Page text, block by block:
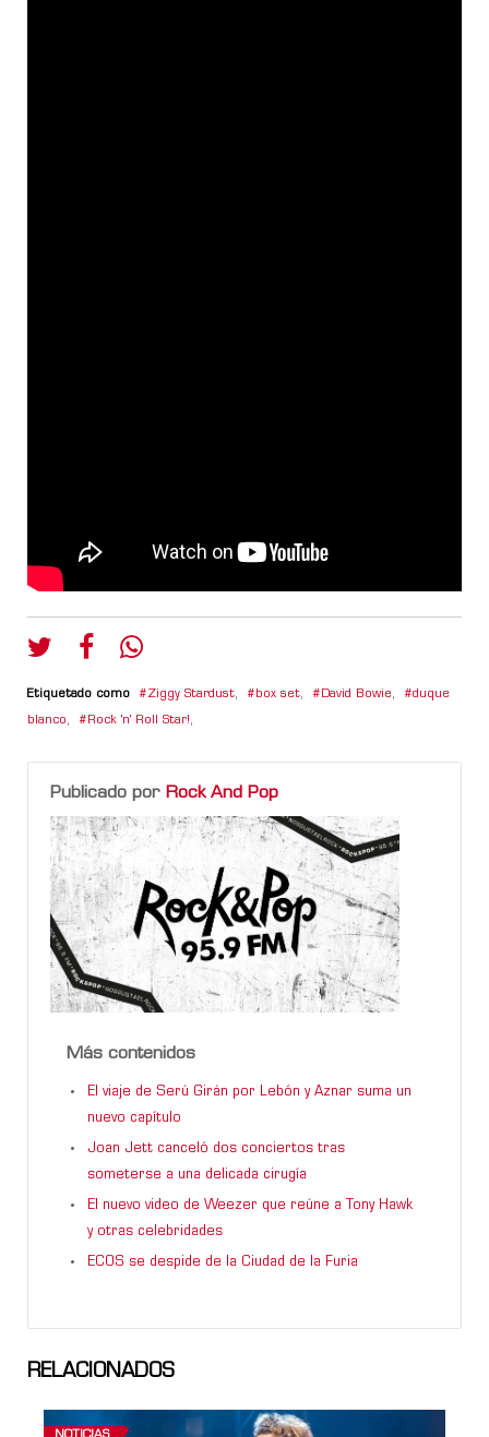
Etiquetado como Ziggy Stardust, box set, David Bowie, duque
blanco, Rock 'n' Roll Star!,
Publicado por Rock And Pop
Más contenidos
El viaje de Serú Girán por Lebón y Aznar suma un
nuevo capítulo
Joan Jett canceló dos conciertos tras
someterse a una delicada cirugía
El nuevo video de Weezer que reúne a Tony Hawk
y otras celebridades
ECOS se despide de la Ciudad de la Furia
RELACIONADOS